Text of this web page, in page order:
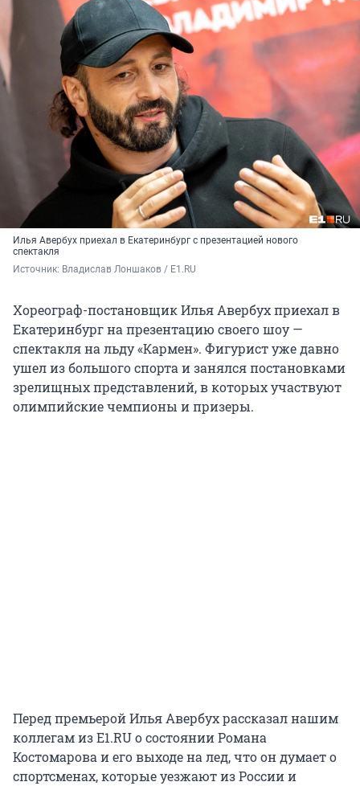
Илья Авербух приехал в Екатеринбург с презентацией нового
спектакля
Источник: Владислав Лоншаков / E1.RU
Хореограф-постановщик Илья Авербух приехал в
Екатеринбург на презентацию своего шоу —
спектакля на льду «Кармен». Фигурист уже давно
ушел из большого спорта и занялся постановками
зрелищных представлений, в которых участвуют
олимпийские чемпионы и призеры.
Перед премьерой Илья Авербух рассказал нашим
коллегам из E1.RU о состоянии Романа
Костомарова и его выходе на лед, что он думает о
спортсменах, которые уезжают из России и